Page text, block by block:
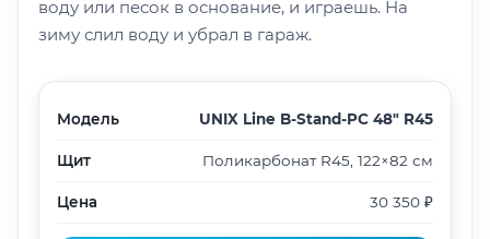
воду или песок в основание, и играешь. На
зиму слил воду и убрал в гараж.
Модель UNIX Line B-Stand-PC 48" R45
Щит Поликарбонат R45, 122×82 см
Цена 30 350 ₽